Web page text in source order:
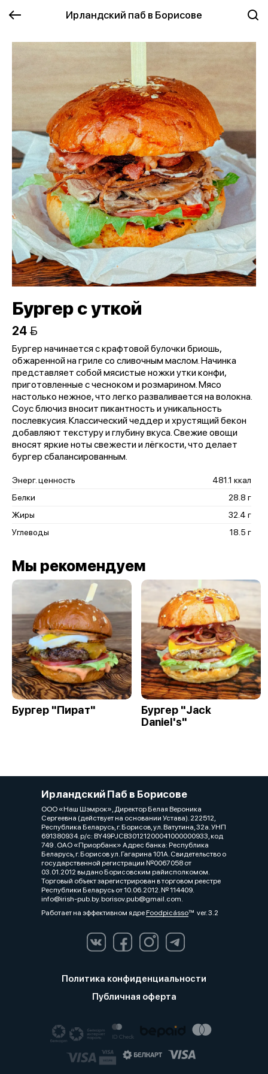
Ирландский паб в Борисове
Бургер с уткой
24 
Бургер начинается с крафтовой булочки бриошь,
обжаренной на гриле со сливочным маслом. Начинка
представляет собой мясистые ножки утки конфи,
приготовленные с чесноком и розмарином. Мясо
настолько нежное, что легко разваливается на волокна.
Соус блючиз вносит пикантность и уникальность
послевкусия. Классический чеддер и хрустящий бекон
добавляют текстуру и глубину вкуса. Свежие овощи
вносят яркие ноты свежести и лёгкости, что делает
бургер сбалансированным.
Энерг. ценность
481.1 ккал
Белки
28.8 г
Жиры
32.4 г
Углеводы
18.5 г
Мы рекомендуем
Бургер "Пират"
Бургер "Jack
Daniel's"
Ирландский Паб в Борисове
ООО «Наш Шэмрок», Директор Белая Вероника
Сергеевна (действует на основании Устава). 222512,
Республика Беларусь, г. Борисов, ул. Ватутина, 32а. УНП
691380934. р/с: BY49PJCB30121200041000000933, код
749 . ОАО «Приорбанк» Адрес банка: Республика
Беларусь, г. Борисов ул. Гагарина 101А. Свидетельство о
государственной регистрации №0067058 от
03.01.2012 выдано Борисовским райисполкомом.
Торговый объект зарегистрирован в торговом реестре
Республики Беларусь от 10.06.2012. № 114409.
info@irish-pub.by. borisov.pub@gmail.com.
Работает на эффективном ядреFoodpicássover. 3.2
Политика конфиденциальности
Публичная оферта